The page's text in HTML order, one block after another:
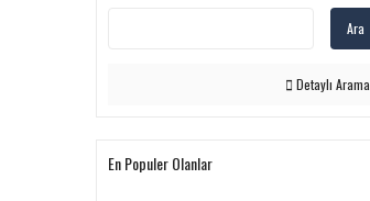
Ara
Detaylı Arama
En Populer Olanlar